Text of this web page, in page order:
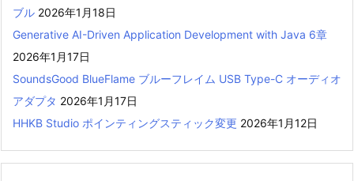
ブル 2026年1月18日
Generative AI-Driven Application Development with Java 6章
2026年1月17日
SoundsGood BlueFlame ブルーフレイム USB Type-C オーディオ
アダプタ 2026年1月17日
HHKB Studio ポインティングスティック変更 2026年1月12日